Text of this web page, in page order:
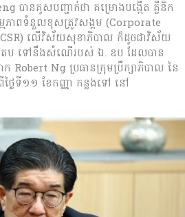
បានគូសបញ្ជាក់ថា គម្រោងបង្កើត គ្លីនិក
ភាពទំនួលខុសត្រូវសង្គម (Corporate
លើវិស័យសុខាភិបាល ក៏ដូចជាវិស័យ
យតប ទៅនឹងសំណើរបស់ ឯ. ឧប ដែលបាន
Ng ប្រធានក្រុមប្រឹក្សាភិបាល នៃ
ៃទី១១ ខែកញ្ញា កន្លងទៅ នៅ